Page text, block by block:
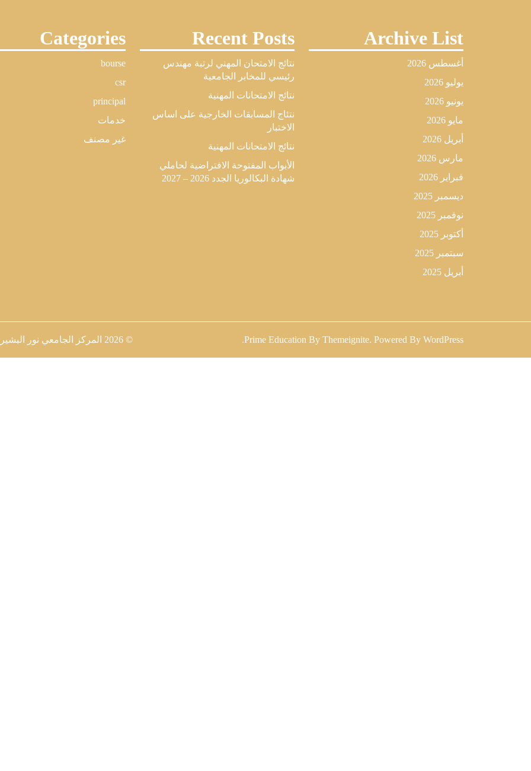
Archive List
أغسطس 2026
يوليو 2026
يونيو 2026
مايو 2026
أبريل 2026
مارس 2026
فبراير 2026
ديسمبر 2025
نوفمبر 2025
أكتوبر 2025
سبتمبر 2025
أبريل 2025
Recent Posts
نتائج الامتحان المهني لرتبة مهندس
رئيسي للمخابر الجامعية
نتائج الامتحانات المهنية
نتئاج المسابقات الخارجية على اساس
الاختبار
نتائج الامتحانات المهنية
الأبواب المفتوحة الافتراضية لحاملي
شهادة البكالوريا الجدد 2026 – 2027
Categories
bourse
csr
principal
خدمات
غير مصنف
© 2026 المركز الجامعي نور Prime Education By Themeignite. Powered By WordPress
.